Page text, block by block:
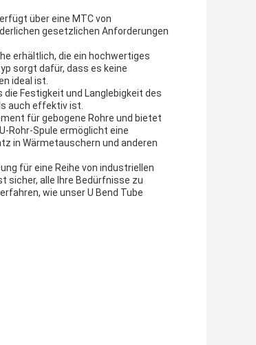
über eine MTC von
gesetzlichen Anforderungen
erhältlich, die ein hochwertiges
sorgt dafür, dass es keine
ideal ist.
Festigkeit und Langlebigkeit des
auch effektiv ist.
für gebogene Rohre und bietet
Rohr-Spule ermöglicht eine
in Wärmetauschern und anderen
für eine Reihe von industriellen
sicher, alle Ihre Bedürfnisse zu
wie unser U Bend Tube